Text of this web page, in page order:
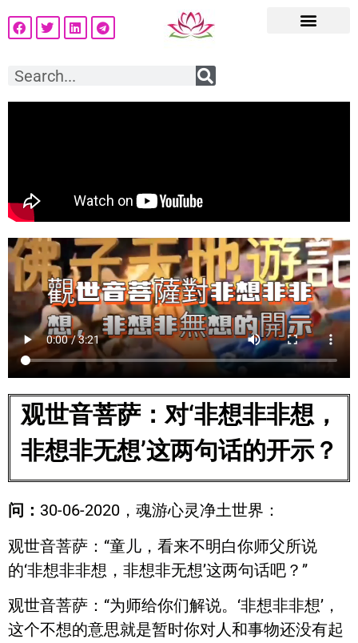
观世音菩萨：对‘非想非非想，
非想非无想’这两句话的开示？
问： 30-06-2020，魂游心灵净土世界：
观世音菩萨：“童儿，看来不明白你师父所说
的‘非想非非想，非想非无想’这两句话吧？”
观世音菩萨：“为师给你们解说。‘非想非非想’，
这个不想的意思就是暂时你对人和事物还没有起